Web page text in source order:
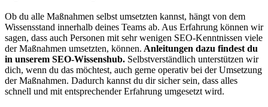
Ob du alle Maßnahmen selbst umsetzten kannst, hängt von dem
Wissensstand innerhalb deines Teams ab. Aus Erfahrung können wir
sagen, dass auch Personen mit sehr wenigen SEO-Kenntnissen viele
der Maßnahmen umsetzten, können. Anleitungen dazu findest du
in unserem SEO-Wissenshub. Selbstverständlich unterstützen wir
dich, wenn du das möchtest, auch gerne operativ bei der Umsetzung
der Maßnahmen. Dadurch kannst du dir sicher sein, dass alles
schnell und mit entsprechender Erfahrung umgesetzt wird.